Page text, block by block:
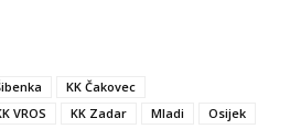
KK Čakovec
VROS KK Zadar Mladi
Osijek